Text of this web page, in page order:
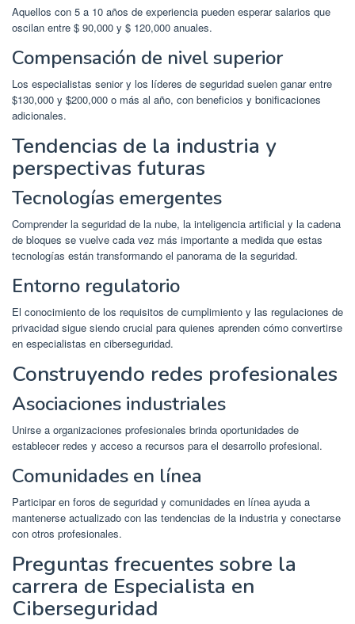
Aquellos con 5 a 10 años de experiencia pueden esperar salarios que
oscilan entre $ 90,000 y $ 120,000 anuales.
Compensación de nivel superior
Los especialistas senior y los líderes de seguridad suelen ganar entre
$130,000 y $200,000 o más al año, con beneficios y bonificaciones
adicionales.
Tendencias de la industria y
perspectivas futuras
Tecnologías emergentes
Comprender la seguridad de la nube, la inteligencia artificial y la cadena
de bloques se vuelve cada vez más importante a medida que estas
tecnologías están transformando el panorama de la seguridad.
Entorno regulatorio
El conocimiento de los requisitos de cumplimiento y las regulaciones de
privacidad sigue siendo crucial para quienes aprenden cómo convertirse
en especialistas en ciberseguridad.
Construyendo redes profesionales
Asociaciones industriales
Unirse a organizaciones profesionales brinda oportunidades de
establecer redes y acceso a recursos para el desarrollo profesional.
Comunidades en línea
Participar en foros de seguridad y comunidades en línea ayuda a
mantenerse actualizado con las tendencias de la industria y conectarse
con otros profesionales.
Preguntas frecuentes sobre la
carrera de Especialista en
Ciberseguridad